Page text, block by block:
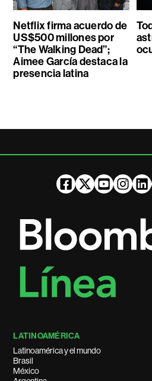
Netflix firma acuerdo de
US$500 millones por
“The Walking Dead”;
Aimee García destaca la
presencia latina
LATINOAMÉRICA
Latinoamérica y el mundo
Brasil
México